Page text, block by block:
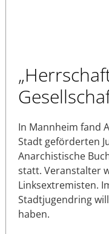
In Mannheim fand
Stadt geförderten
Anarchistische
statt. Veranstalter
Linksextremisten.
Stadtjugendring
haben.